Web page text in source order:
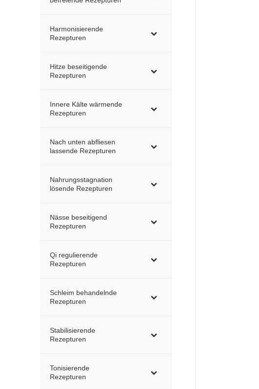
Harmonisierende
Rezepturen
Hitze beseitigende
Rezepturen
Innere Kälte wärmende
Rezepturen
Nach unten abfliesen
lassende Rezepturen
Nahrungsstagnation
lösende Rezepturen
Nässe beseitigend
Rezepturen
Qi regulierende
Rezepturen
Schleim behandelnde
Rezepturen
Stabilisierende
Rezepturen
Tonisierende
Rezepturen